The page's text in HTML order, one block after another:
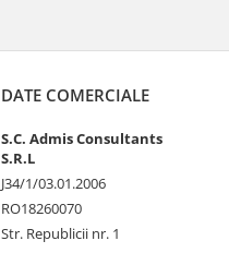
DATE COMERCIALE
S.C. Admis Consultants
S.R.L
J34/1/03.01.2006
RO18260070
Str. Republicii nr. 1